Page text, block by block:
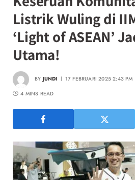
Listrik Wuling di
‘Light of ASEAN’
Utama!
BY JUNDI 17 FEBRUARI 2025 2:43 PM
4 MINS READ